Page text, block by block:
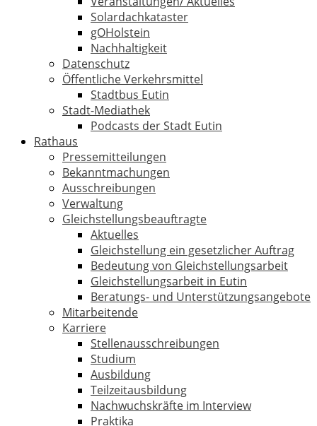
Solardachkataster
gOHolstein
Nachhaltigkeit
Datenschutz
Öffentliche Verkehrsmittel
Stadtbus Eutin
Stadt-Mediathek
Podcasts der Stadt Eutin
Rathaus
Pressemitteilungen
Bekanntmachungen
Ausschreibungen
Verwaltung
Gleichstellungsbeauftragte
Aktuelles
Gleichstellung ein gesetzlicher Auftrag
Bedeutung von Gleichstellungsarbeit
Gleichstellungsarbeit in Eutin
Beratungs- und Unterstützungsangebote
Mitarbeitende
Karriere
Stellenausschreibungen
Studium
Ausbildung
Teilzeitausbildung
Nachwuchskräfte im Interview
Praktika